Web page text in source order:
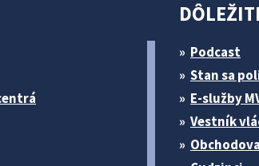
Podcast
Stan sa
E-služby
Vestník